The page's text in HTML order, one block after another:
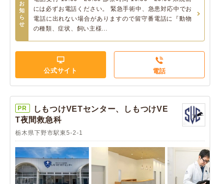
お
知
ら
せ
には必ずお電話ください。 緊急手術中、急患対応中でお
電話に出れない場合がありますので留守番電話に『動物
の種類、症状、飼い主様...
公式サイト 電話
PR
しもつけVETセンター、しもつけVE
T夜間救急科
栃木県下野市駅東5-2-1